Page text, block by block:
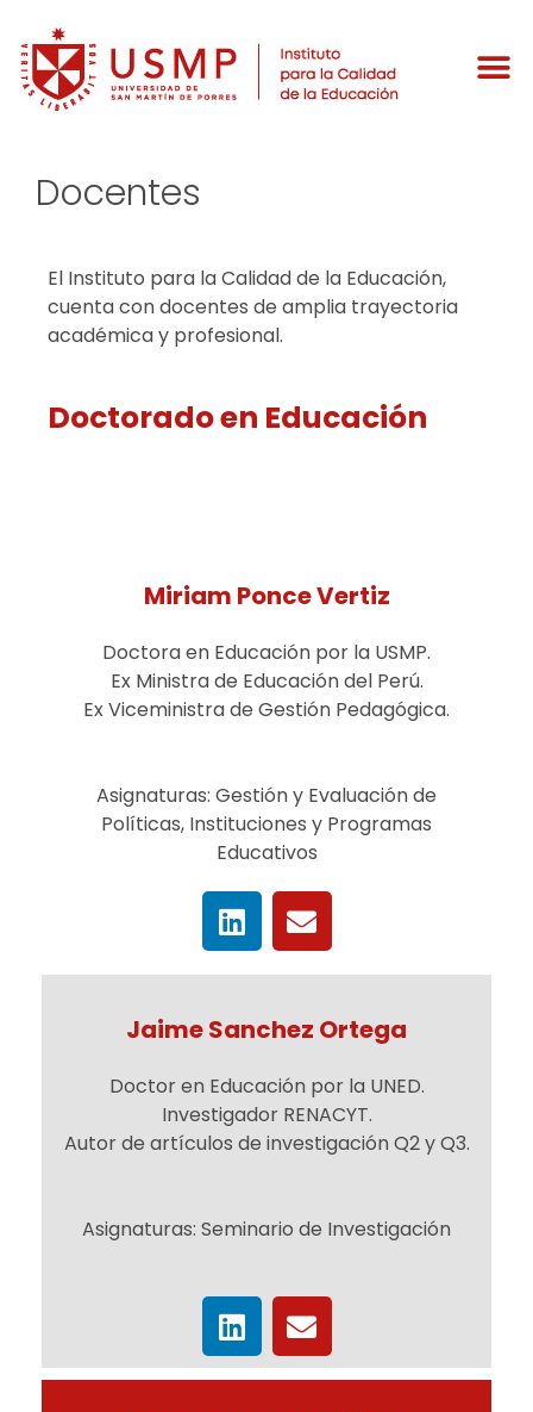
Docentes
El Instituto para la Calidad de la Educación,
cuenta con docentes de amplia trayectoria
académica y profesional.
Doctorado en Educación
Miriam Ponce Vertiz
Doctora en Educación por la USMP.
Ex Ministra de Educación del Perú.
Ex Viceministra de Gestión Pedagógica.
Asignaturas: Gestión y Evaluación de
Políticas, Instituciones y Programas
Educativos
Jaime Sanchez Ortega
Doctor en Educación por la UNED.
Investigador RENACYT.
Autor de artículos de investigación Q2 y Q3.
Asignaturas: Seminario de Investigación